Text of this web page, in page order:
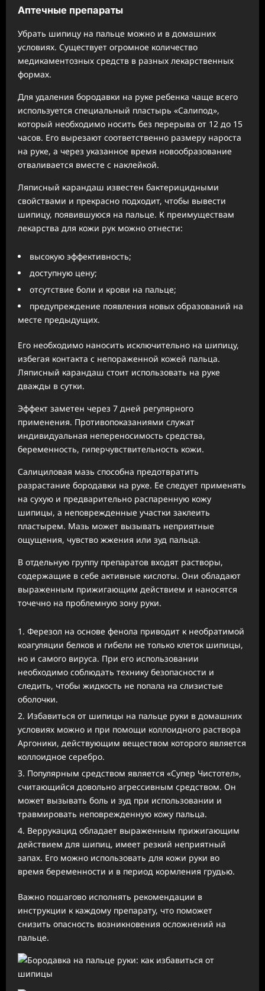
Аптечные препараты
Убрать шипицу на пальце можно и в домашних
условиях. Существует огромное количество
медикаментозных средств в разных лекарственных
формах.
Для удаления бородавки на руке ребенка чаще всего
используется специальный пластырь «Салипод»,
который необходимо носить без перерыва от 12 до 15
часов. Его вырезают соответственно размеру нароста
на руке, а через указанное время новообразование
отваливается вместе с наклейкой.
Ляписный карандаш известен бактерицидными
свойствами и прекрасно подходит, чтобы вывести
шипицу, появившуюся на пальце. К преимуществам
лекарства для кожи рук можно отнести:
высокую эффективность;
доступную цену;
отсутствие боли и крови на пальце;
предупреждение появления новых образований на
месте предыдущих.
Его необходимо наносить исключительно на шипицу,
избегая контакта с непораженной кожей пальца.
Ляписный карандаш стоит использовать на руке
дважды в сутки.
Эффект заметен через 7 дней регулярного
применения. Противопоказаниями служат
индивидуальная непереносимость средства,
беременность, гиперчувствительность кожи.
Салициловая мазь способна предотвратить
разрастание бородавки на руке. Ее следует применять
на сухую и предварительно распаренную кожу
шипицы, а неповрежденные участки заклеить
пластырем. Мазь может вызывать неприятные
ощущения, чувство жжения или зуд пальца.
В отдельную группу препаратов входят растворы,
содержащие в себе активные кислоты. Они обладают
выраженным прижигающим действием и наносятся
точечно на проблемную зону руки.
Ферезол на основе фенола приводит к необратимой
коагуляции белков и гибели не только клеток шипицы,
но и самого вируса. При его использовании
необходимо соблюдать технику безопасности и
следить, чтобы жидкость не попала на слизистые
оболочки.
Избавиться от шипицы на пальце руки в домашних
условиях можно и при помощи коллоидного раствора
Аргоники, действующим веществом которого является
коллоидное серебро.
Популярным средством является «Супер Чистотел»,
считающийся довольно агрессивным средством. Он
может вызывать боль и зуд при использовании и
травмировать неповрежденную кожу пальца.
Веррукацид обладает выраженным прижигающим
действием для шипиц, имеет резкий неприятный
запах. Его можно использовать для кожи руки во
время беременности и в период кормления грудью.
Важно пошагово исполнять рекомендации в
инструкции к каждому препарату, что поможет
снизить опасность возникновения осложнений на
пальце.